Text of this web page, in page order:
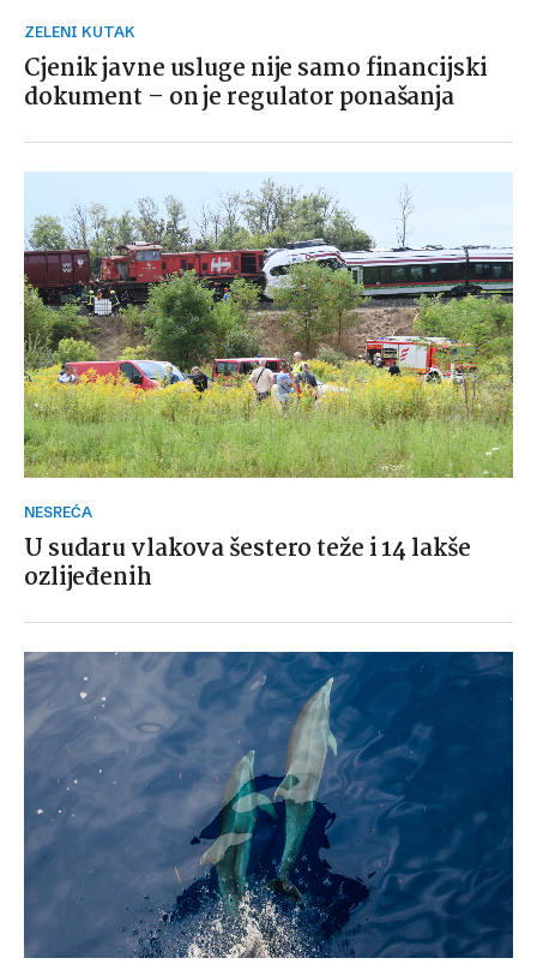
ZELENI KUTAK
Cjenik javne usluge nije samo financijski
dokument – on je regulator ponašanja
NESREĆA
U sudaru vlakova šestero teže i 14 lakše
ozlijeđenih